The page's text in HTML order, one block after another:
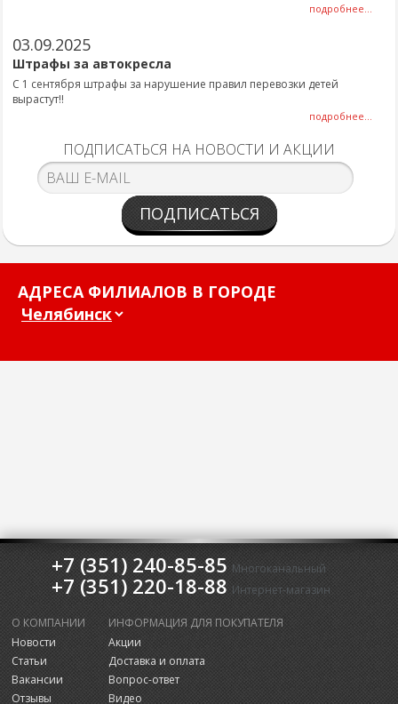
подробнее...
03.09.2025
Штрафы за автокресла
С 1 сентября штрафы за нарушение правил перевозки детей
вырастут!!
подробнее...
ПОДПИСАТЬСЯ НА НОВОСТИ И АКЦИИ
ПОДПИСАТЬСЯ
АДРЕСА ФИЛИАЛОВ В ГОРОДЕ
+7 (351) 240-85-85 Многоканальный
+7 (351) 220-18-88 Интернет-магазин
О КОМПАНИИ
Новости
Статьи
Вакансии
Отзывы
ИНФОРМАЦИЯ ДЛЯ ПОКУПАТЕЛЯ
Акции
Доставка и оплата
Вопрос-ответ
Видео